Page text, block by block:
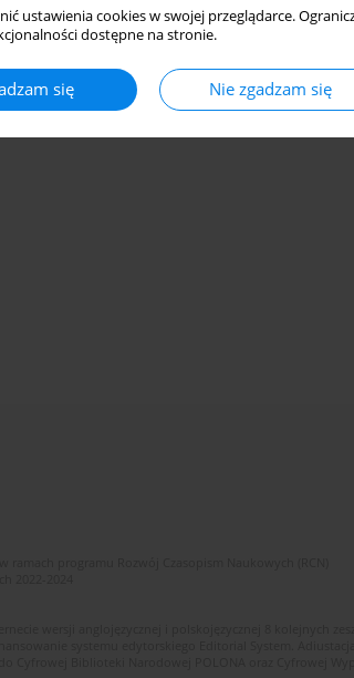
ustawienia cookies w swojej przeglądarce.
dostępne na stronie.
się Nie zgadzam się